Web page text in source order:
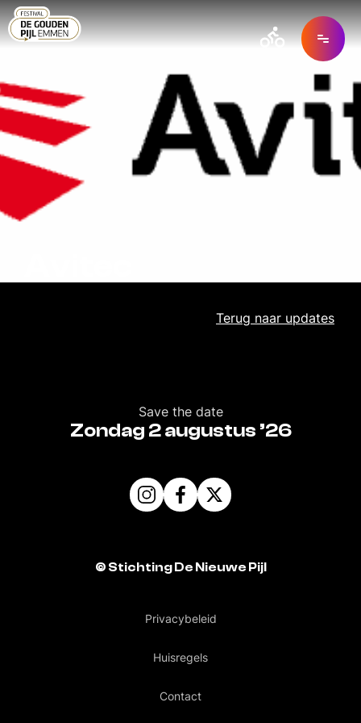
Terug naar updates
Save the date
Zondag 2 augustus ’26
© Stichting De Nieuwe Pijl
Privacybeleid
Huisregels
Contact